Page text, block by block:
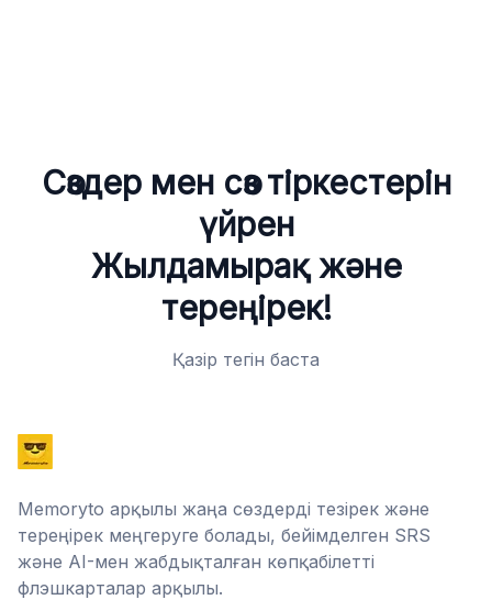
Сөздер мен сөз тіркестерін
үйрен
Жылдамырақ және
тереңірек!
Қазір тегін баста
Memoryto арқылы жаңа сөздерді тезірек және
тереңірек меңгеруге болады, бейімделген SRS
және AI-мен жабдықталған көпқабілетті
флэшкарталар арқылы.